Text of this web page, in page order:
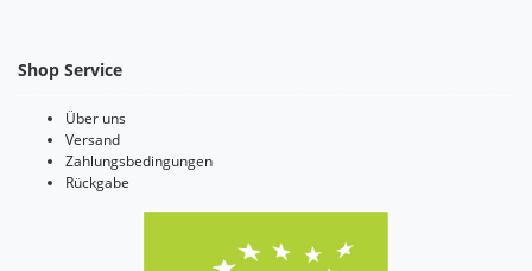
Shop Service
Über uns
Versand
Zahlungsbedingungen
Rückgabe